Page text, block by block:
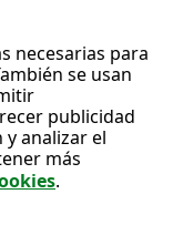
necesarias para
se usan
publicidad
y analizar el
más
.